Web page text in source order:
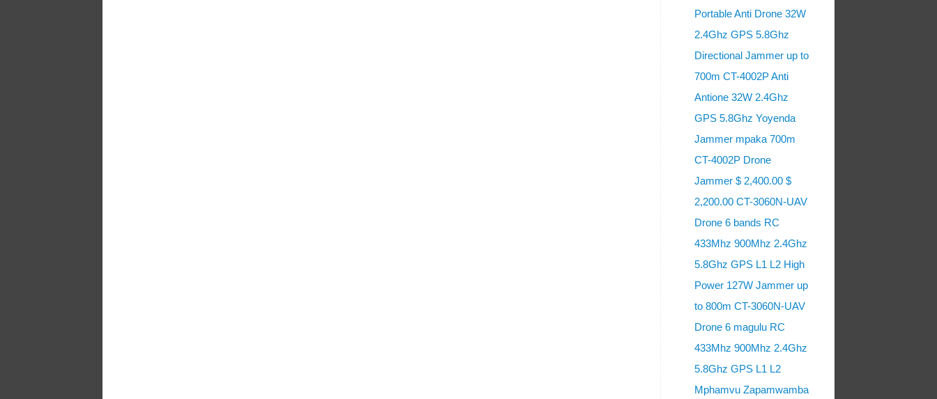
Portable Anti Drone 32W
2.4Ghz GPS 5.8Ghz
Directional Jammer up to
700m CT-4002P Anti
Antione 32W 2.4Ghz
GPS 5.8Ghz Yoyenda
Jammer mpaka 700m
CT-4002P Drone
Jammer $ 2,400.00 $
2,200.00 CT-3060N-UAV
Drone 6 bands RC
433Mhz 900Mhz 2.4Ghz
5.8Ghz GPS L1 L2 High
Power 127W Jammer up
to 800m CT-3060N-UAV
Drone 6 magulu RC
433Mhz 900Mhz 2.4Ghz
5.8Ghz GPS L1 L2
Mphamvu Zapamwamba